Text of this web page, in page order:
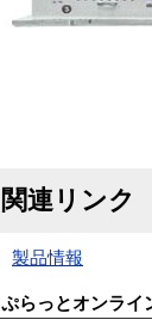
関連リンク
製品情報
ぷらっとオンライ